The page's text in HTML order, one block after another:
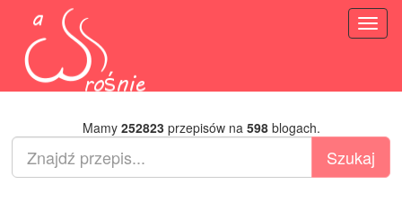
Mamy 252823przepisów na 598blogach.